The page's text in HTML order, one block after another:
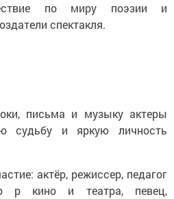
по миру поэзии и
спектакля.
письма и музыку актеры
судьбу и яркую личность
актёр, режиссер, педагог
р кино и театра, певец,